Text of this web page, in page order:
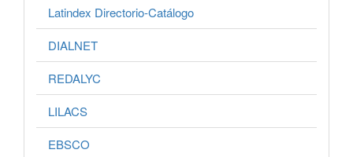
Latindex Directorio-Catálogo
DIALNET
REDALYC
LILACS
EBSCO